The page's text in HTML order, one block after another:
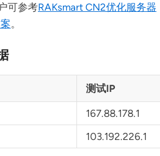
可参考RAKsmart CN2优化服务器
。
测试IP
167.88.178.1
103.192.226.1